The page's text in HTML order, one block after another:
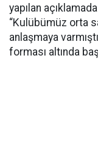
yapılan
“Kulübümüz orta
anlaşmaya
forması altında